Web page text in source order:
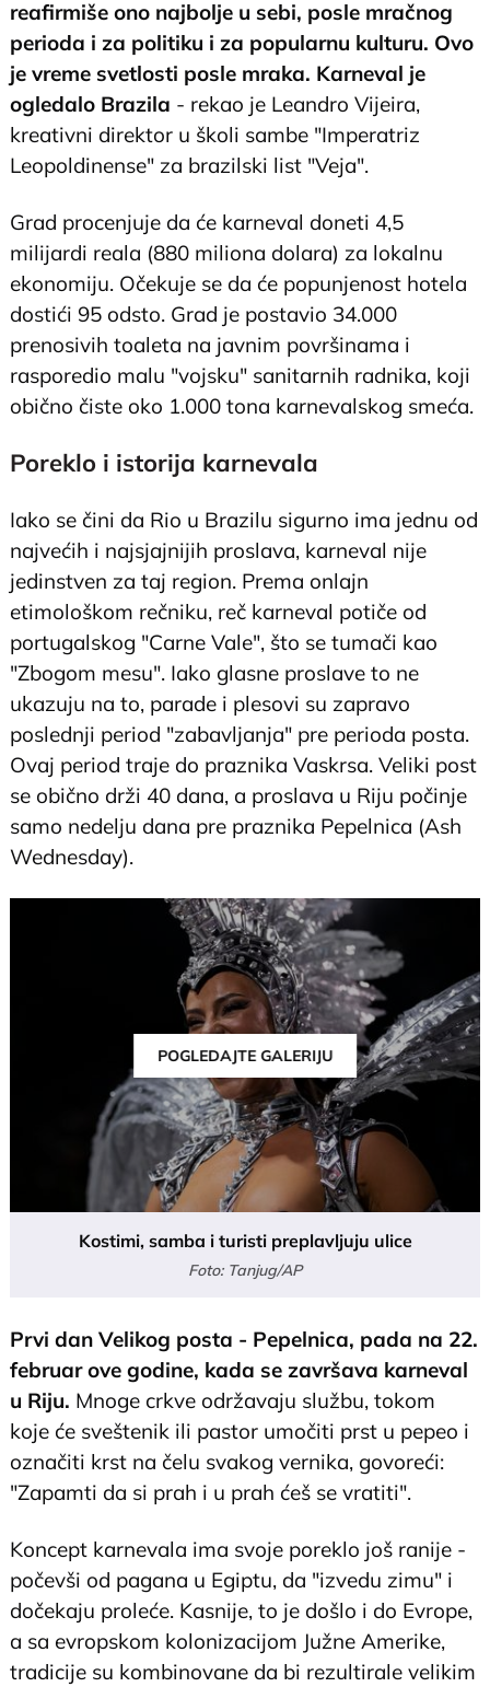
reafirmiše ono najbolje u sebi, posle mračnog
perioda i za politiku i za popularnu kulturu. Ovo
je vreme svetlosti posle mraka. Karneval je
ogledalo Brazila - rekao je Leandro Vijeira,
kreativni direktor u školi sambe "Imperatriz
Leopoldinense" za brazilski list "Veja".
Grad procenjuje da će karneval doneti 4,5
milijardi reala (880 miliona dolara) za lokalnu
ekonomiju. Očekuje se da će popunjenost hotela
dostići 95 odsto. Grad je postavio 34.000
prenosivih toaleta na javnim površinama i
rasporedio malu "vojsku" sanitarnih radnika, koji
obično čiste oko 1.000 tona karnevalskog smeća.
Poreklo i istorija karnevala
Iako se čini da Rio u Brazilu sigurno ima jednu od
najvećih i najsjajnijih proslava, karneval nije
jedinstven za taj region. Prema onlajn
etimološkom rečniku, reč karneval potiče od
portugalskog "Carne Vale", što se tumači kao
"Zbogom mesu". Iako glasne proslave to ne
ukazuju na to, parade i plesovi su zapravo
poslednji period "zabavljanja" pre perioda posta.
Ovaj period traje do praznika Vaskrsa. Veliki post
se obično drži 40 dana, a proslava u Riju počinje
samo nedelju dana pre praznika Pepelnica (Ash
Wednesday).
POGLEDAJTE GALERIJU
Kostimi, samba i turisti preplavljuju ulice
Foto: Tanjug/AP
Prvi dan Velikog posta - Pepelnica, pada na 22.
februar ove godine, kada se završava karneval
u Riju. Mnoge crkve održavaju službu, tokom
koje će sveštenik ili pastor umočiti prst u pepeo i
označiti krst na čelu svakog vernika, govoreći:
"Zapamti da si prah i u prah ćeš se vratiti".
Koncept karnevala ima svoje poreklo još ranije -
počevši od pagana u Egiptu, da "izvedu zimu" i
dočekaju proleće. Kasnije, to je došlo i do Evrope,
a sa evropskom kolonizacijom Južne Amerike,
tradicije su kombinovane da bi rezultirale velikim